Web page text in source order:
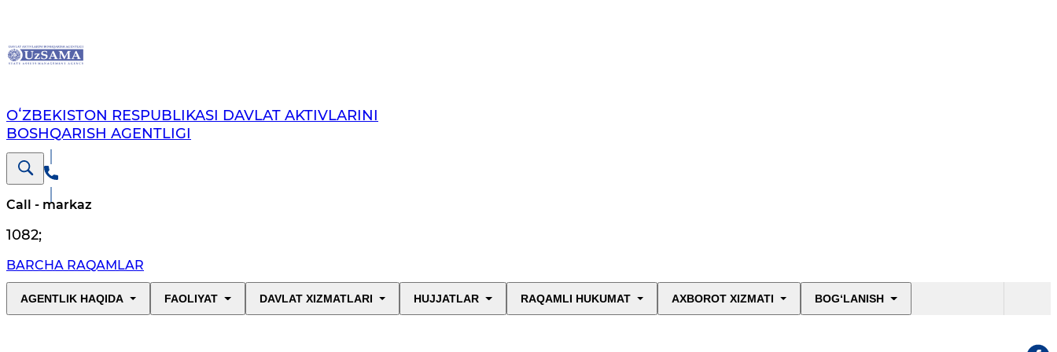
OʻZBEKISTON RESPUBLIKASI DAVLAT AKTIVLARINI
BOSHQARISH AGENTLIGI
Call - markaz
1082;
BARCHA RAQAMLAR
AGENTLIK HAQIDA FAOLIYAT DAVLAT XIZMATLARI HUJJATLAR RAQAMLI HUKUMAT AXBOROT XIZMATI BOG‘LANISH